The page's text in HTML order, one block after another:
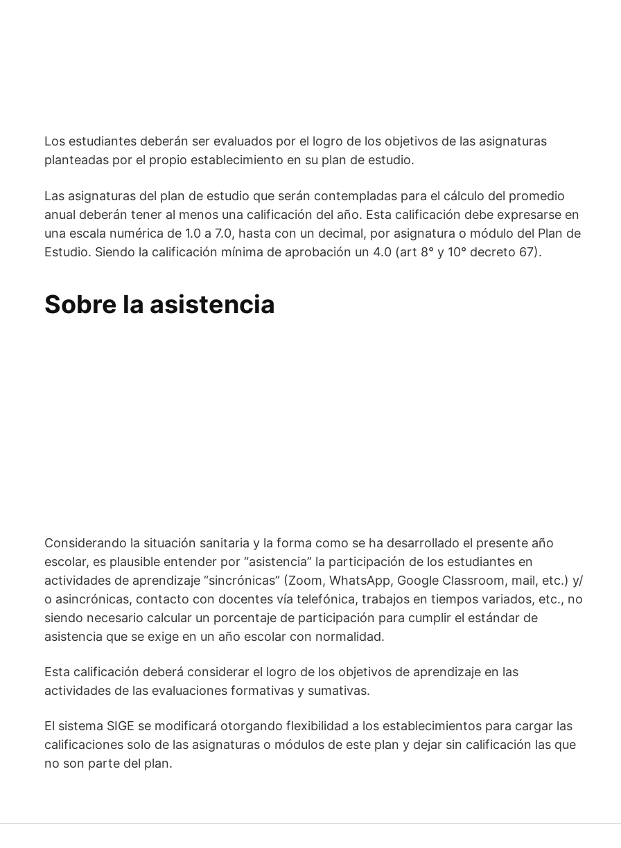
Los estudiantes deberán ser evaluados por el logro de los objetivos de las asignaturas
planteadas por el propio establecimiento en su plan de estudio.
Las asignaturas del plan de estudio que serán contempladas para el cálculo del promedio
anual deberán tener al menos una calificación del año. Esta calificación debe expresarse en
una escala numérica de 1.0 a 7.0, hasta con un decimal, por asignatura o módulo del Plan de
Estudio. Siendo la calificación mínima de aprobación un 4.0 (art 8° y 10° decreto 67).
Sobre la asistencia
Considerando la situación sanitaria y la forma como se ha desarrollado el presente año
escolar, es plausible entender por “asistencia” la participación de los estudiantes en
actividades de aprendizaje “sincrónicas” (Zoom, WhatsApp, Google Classroom, mail, etc.) y/
o asincrónicas, contacto con docentes vía telefónica, trabajos en tiempos variados, etc., no
siendo necesario calcular un porcentaje de participación para cumplir el estándar de
asistencia que se exige en un año escolar con normalidad.
Esta calificación deberá considerar el logro de los objetivos de aprendizaje en las
actividades de las evaluaciones formativas y sumativas.
El sistema SIGE se modificará otorgando flexibilidad a los establecimientos para cargar las
calificaciones solo de las asignaturas o módulos de este plan y dejar sin calificación las que
no son parte del plan.